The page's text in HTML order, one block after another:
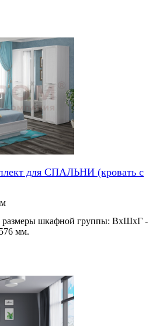
для СПАЛЬНИ (кровать с
размеры шкафной группы: ВхШхГ -
мм.